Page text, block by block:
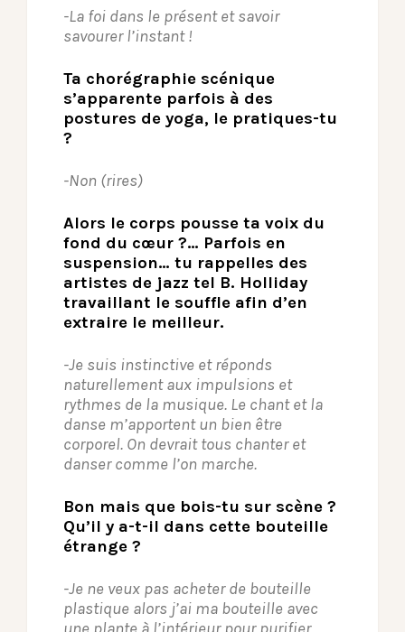
-La foi dans le présent et savoir
savourer l’instant !
Ta chorégraphie scénique
s’apparente parfois à des
postures de yoga, le pratiques-tu
?
-Non (rires)
Alors le corps pousse ta voix du
fond du cœur ?… Parfois en
suspension… tu rappelles des
artistes de jazz tel B. Holliday
travaillant le souffle afin d’en
extraire le meilleur.
-Je suis instinctive et réponds
naturellement aux impulsions et
rythmes de la musique. Le chant et la
danse m’apportent un bien être
corporel. On devrait tous chanter et
danser comme l’on marche.
Bon mais que bois-tu sur scène ?
Qu’il y a-t-il dans cette bouteille
étrange ?
-Je ne veux pas acheter de bouteille
plastique alors j’ai ma bouteille avec